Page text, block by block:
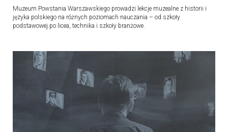
Muzeum Powstania Warszawskiego prowadzi lekcje muzealne z historii i
języka polskiego na różnych poziomach nauczania – od szkoły
podstawowej po licea, technika i szkoły branżowe.